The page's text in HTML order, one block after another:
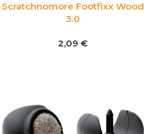
Scratchnomore Footfixx Wood
3.0
2,09€